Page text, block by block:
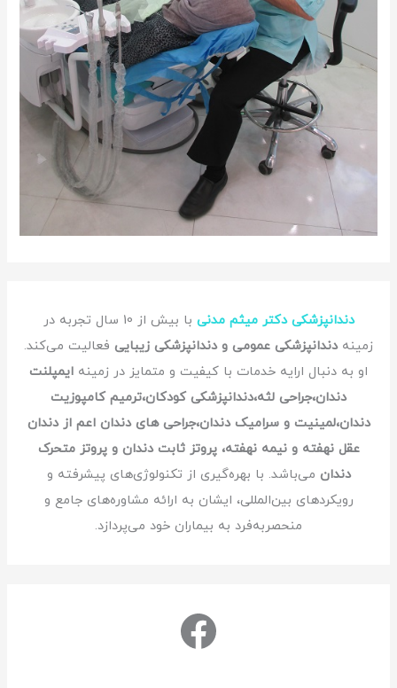
دندانپزشکی دکتر میثم مدنی
با بیش از 10 سال تجربه در
زمینهدندانپزشکی عمومی و دندانپزشکی زیبایی فعالیت می‌کند.
او به دنبال ارایه خدمات با کیفیت و متمایز در زمینه ایمپلنت
دندان،جراحی لثه،دندانپزشکی کودکان،ترمیم کامپوزیت
دندان،لمینیت و سرامیک دندان،جراحی های دندان اعم از دندان
عقل نهفته و نیمه نهفته، پروتز ثابت دندان و پروتز متحرک
دندان می‌باشد. با بهره‌گیری از تکنولوژی‌های پیشرفته و
رویکردهای بین‌المللی، ایشان به ارائه مشاوره‌های جامع و
منحصربه‌فرد به بیماران خود می‌پردازد.